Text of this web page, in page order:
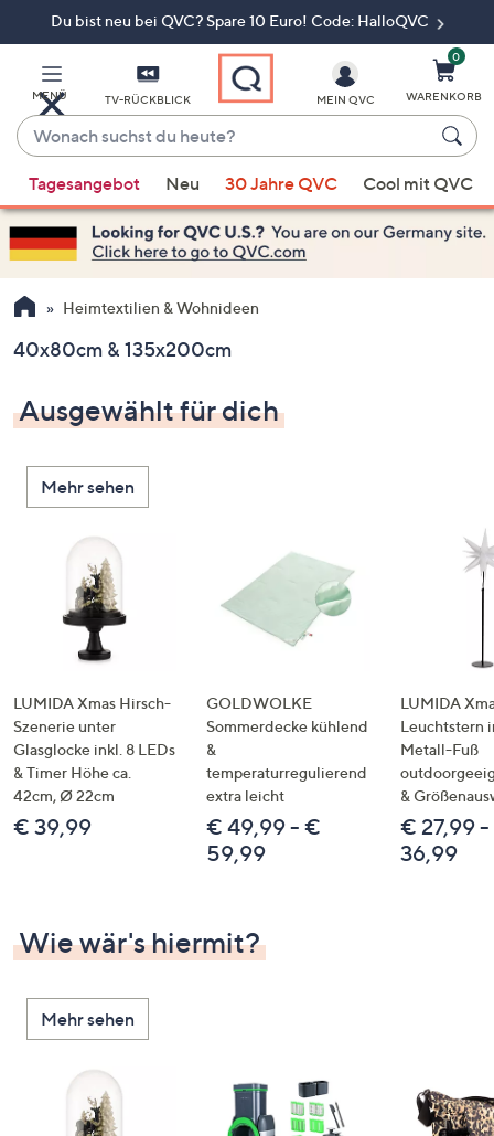
Du bist neu bei QVC? Spare 10 Euro! Code: HalloQVC
MENÜ TV-RÜCKBLICK
Wonach
suchst
du
heute?
Vorschläge
verfügbar
sind,
verwenden
Sie
Pfeiltasten
oben
und
nach
unten
oder
wischen
Touch-
Geräten
links
bzw.
rechts,
um
diese
anzuzeigen.
MEIN QVC
0
WARENKORB
Tagesangebot Neu 30 Jahre QVC Cool mit QVC
Heimtextilien & Wohnideen
40x80cm & 135x200cm
Ausgewählt für dich
Mehr sehen
LUMIDA Xmas Hirsch-
Szenerie unter
Glasglocke inkl. 8 LEDs
& Timer Höhe ca.
42cm, Ø 22cm
€ 39,99
GOLDWOLKE
Sommerdecke kühlend
&
temperaturregulierend
extra leicht
€ 49,99 - €
59,99
LUMIDA
Leuchtstern
Metall-Fuß
&
€ 27,99
36,99
Wie wär's hiermit?
Mehr sehen